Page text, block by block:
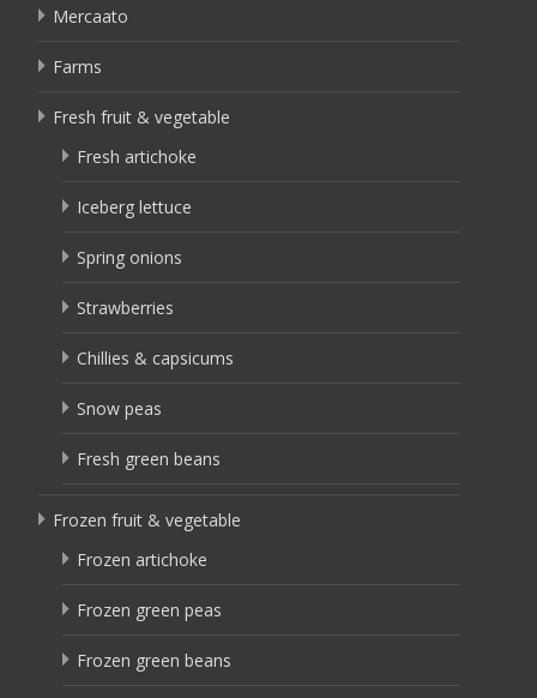
Mercaato
Farms
Fresh fruit & vegetable
Fresh artichoke
Iceberg lettuce
Spring onions
Strawberries
Chillies & capsicums
Snow peas
Fresh green beans
Frozen fruit & vegetable
Frozen artichoke
Frozen green peas
Frozen green beans